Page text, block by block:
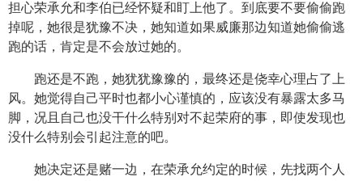
担心荣承允和李伯已经怀疑和盯上他了。到底要不要偷偷跑
掉呢，她很是犹豫不决，她知道如果威廉那边知道她偷偷逃
跑的话，肯定是不会放过她的。
跑还是不跑，她犹犹豫豫的，最终还是侥幸心理占了上
风。她觉得自己平时也都小心谨慎的，应该没有暴露太多马
脚，况且自己也没干什么特别对不起荣府的事，即使发现也
没什么特别会引起注意的吧。
她决定还是赌一边，在荣承允约定的时候，先找两个人